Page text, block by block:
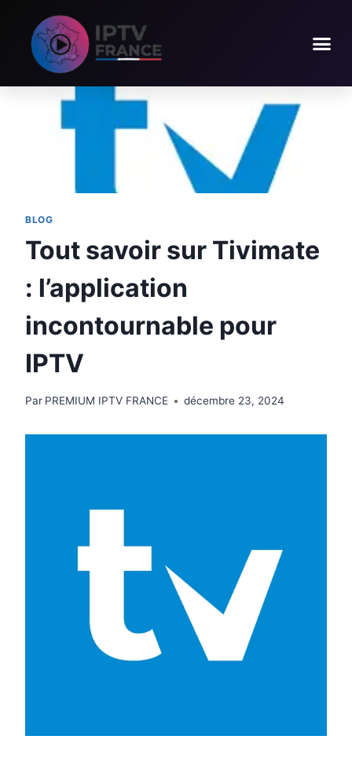
BLOG
Tout savoir sur Tivimate
: l’application
incontournable pour
IPTV
Par PREMIUM IPTV FRANCE décembre 23, 2024